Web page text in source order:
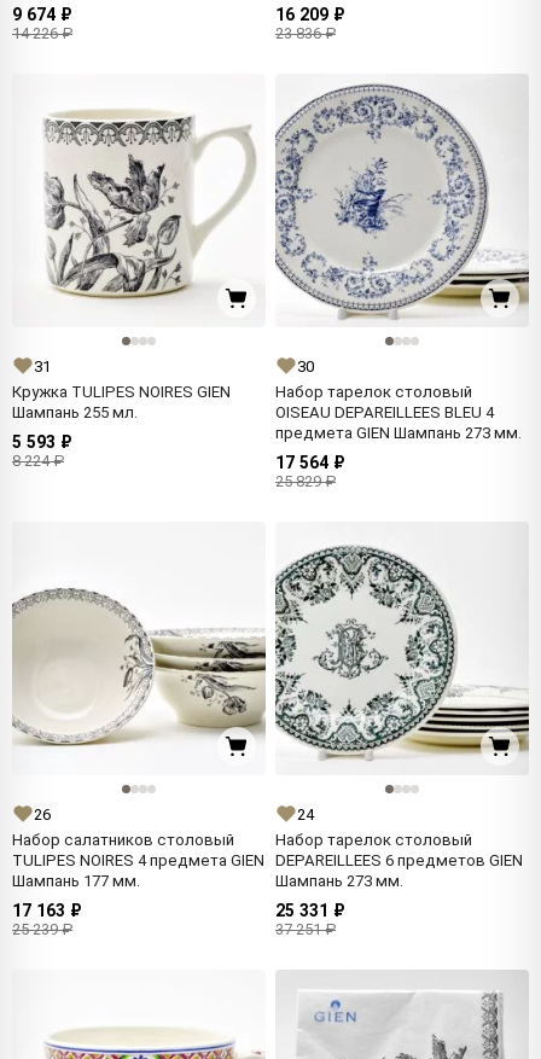
9 674 ₽
14 226 ₽
16 209 ₽
23 836 ₽
31
Кружка TULIPES NOIRES GIEN
Шампань 255 мл.
5 593 ₽
8 224 ₽
30
Набор тарелок столовый
OISEAU DEPAREILLEES BLEU 4
предмета GIEN Шампань 273 мм.
17 564 ₽
25 829 ₽
26
Набор салатников столовый
TULIPES NOIRES 4 предмета GIEN
Шампань 177 мм.
17 163 ₽
25 239 ₽
24
Набор тарелок столовый
DEPAREILLEES 6 предметов GIEN
Шампань 273 мм.
25 331 ₽
37 251 ₽